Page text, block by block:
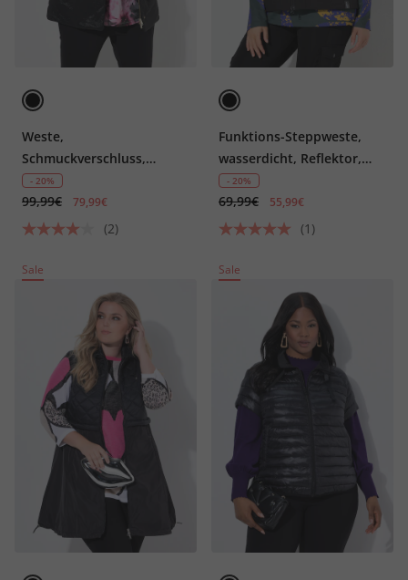
Weste,
Schmuckverschluss,
Stehkragen,
Komplettfutter
- 20%
99,99€ 79,99€
(2)
Funktions-Steppweste,
wasserdicht, Reflektor,
Stehkragen
- 20%
69,99€ 55,99€
(1)
Sale Sale